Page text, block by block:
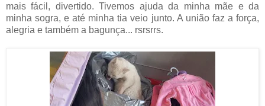
mais fácil, divertido. Tivemos ajuda da minha mãe e da
minha sogra, e até minha tia veio junto. A união faz a força,
alegria e também a bagunça... rsrsrrs.